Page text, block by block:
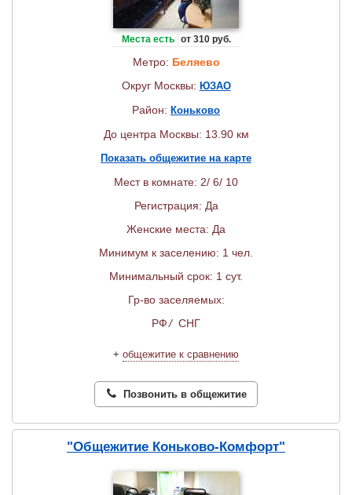
Места есть от 310 руб.
Метро: Беляево
Округ Москвы: ЮЗАО
Район: Коньково
До центра Москвы: 13.90 км
Показать общежитие на карте
Мест в комнате: 2/ 6/ 10
Регистрация: Да
Женские места: Да
Минимум к заселению: 1 чел.
Минимальный срок: 1 сут.
Гр-во заселяемых:
РФ/ СНГ
+ общежитие к сравнению
Позвонить в общежитие
"Общежитие Коньково-Комфорт"